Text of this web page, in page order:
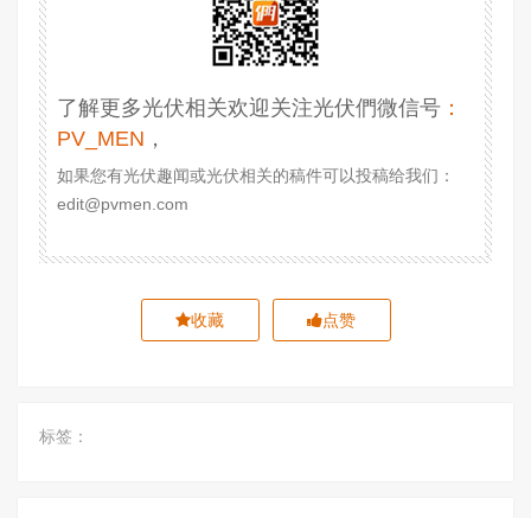
了解更多光伏相关欢迎关注光伏們微信号 ：
PV_MEN ，
如果您有光伏趣闻或光伏相关的稿件可以投稿给我们：
edit@pvmen.com
收藏 点赞
标签：